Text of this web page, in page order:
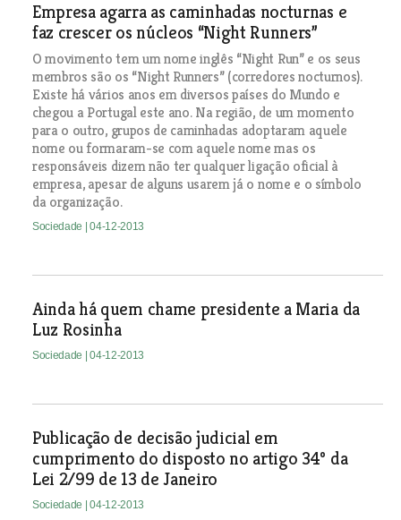
Empresa agarra as caminhadas nocturnas e
faz crescer os núcleos “Night Runners”
O movimento tem um nome inglês “Night Run” e os seus
membros são os “Night Runners” (corredores nocturnos).
Existe há vários anos em diversos países do Mundo e
chegou a Portugal este ano. Na região, de um momento
para o outro, grupos de caminhadas adoptaram aquele
nome ou formaram-se com aquele nome mas os
responsáveis dizem não ter qualquer ligação oficial à
empresa, apesar de alguns usarem já o nome e o símbolo
da organização.
Sociedade | 04-12-2013
Ainda há quem chame presidente a Maria da
Luz Rosinha
Sociedade | 04-12-2013
Publicação de decisão judicial em
cumprimento do disposto no artigo 34º da
Lei 2/99 de 13 de Janeiro
Sociedade | 04-12-2013